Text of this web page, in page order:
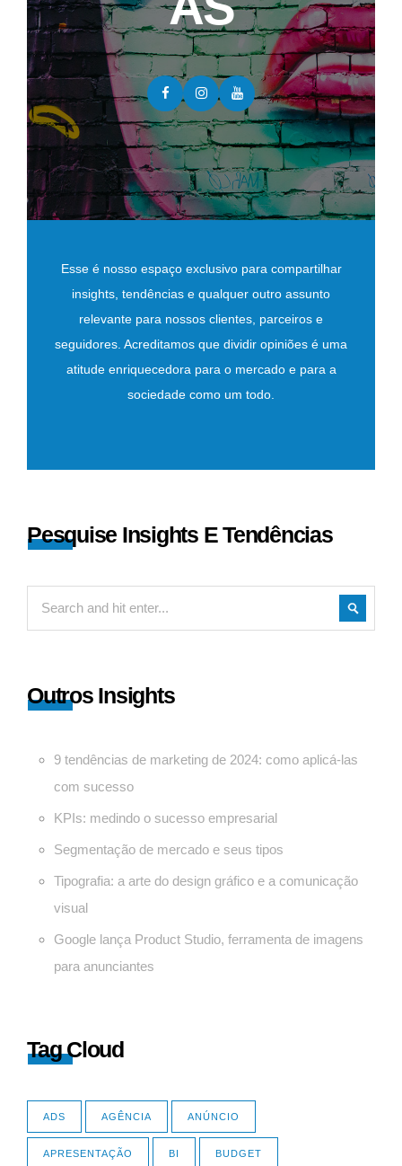
Esse é nosso espaço exclusivo para compartilhar
insights, tendências e qualquer outro assunto
relevante para nossos clientes, parceiros e
seguidores. Acreditamos que dividir opiniões é uma
atitude enriquecedora para o mercado e para a
sociedade como um todo.
Pesquise Insights E Tendências
Outros Insights
9 tendências de marketing de 2024: como aplicá-las
com sucesso
KPIs: medindo o sucesso empresarial
Segmentação de mercado e seus tipos
Tipografia: a arte do design gráfico e a comunicação
visual
Google lança Product Studio, ferramenta de imagens
para anunciantes
Tag Cloud
ADS AGÊNCIA ANÚNCIO
APRESENTAÇÃO BI BUDGET